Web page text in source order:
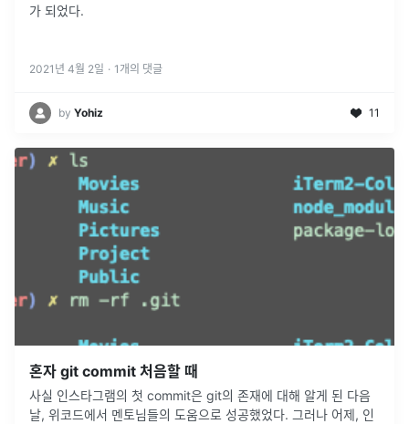
가 되었다.
2021년 4월 2일 · 1 개의 댓글
by Yohiz 11
혼자 git commit 처음할 때
사실 인스타그램의 첫 commit은 git의 존재에 대해 알게 된 다음
날, 위코드에서 멘토님들의 도움으로 성공했었다. 그러나 어제, 인